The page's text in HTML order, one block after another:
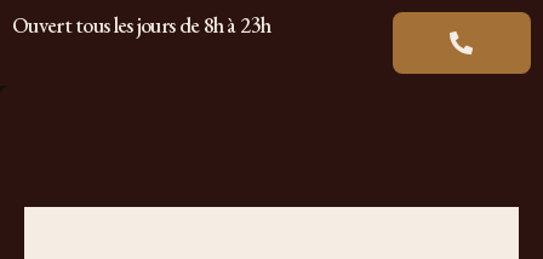
Ouvert tous les jours de 8h à 23h